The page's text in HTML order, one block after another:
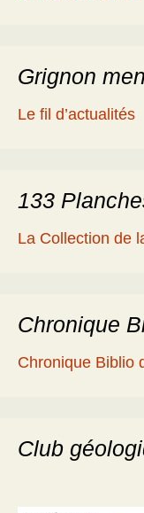
Grignon
Le fil d’actualités
133
La Collection de
Chronique
Chronique Biblio
Club